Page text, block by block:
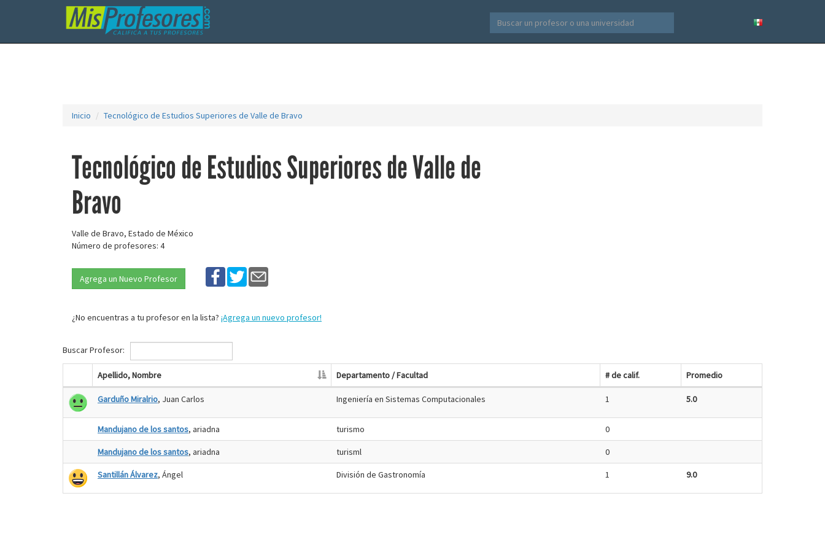
Inicio Tecnológico de Estudios Superiores de Valle de Bravo
Tecnológico de Estudios Superiores de Valle de
Bravo
Valle de Bravo, Estado de México
Número de profesores: 4
Agrega un Nuevo Profesor
¿No encuentras a tu profesor en la lista? ¡Agrega un nuevo profesor!
Buscar Profesor:
Apellido, Nombre Departamento / Facultad # de calif. Promedio
Garduño Miralrio, Juan Carlos Ingeniería en Sistemas Computacionales 1 5.0
Mandujano de los santos, ariadna turismo 0
Mandujano de los santos, ariadna turisml 0
Santillán Álvarez, Ángel División de Gastronomía 1 9.0